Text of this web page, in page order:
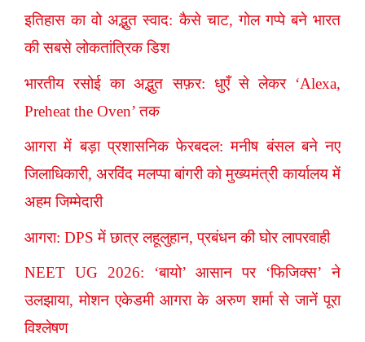
इतिहास का वो अद्भुत स्वाद: कैसे चाट, गोल गप्पे बने भारत
की सबसे लोकतांत्रिक डिश
भारतीय रसोई का अद्भुत सफ़र: धुएँ से लेकर ‘Alexa,
Preheat the Oven’ तक
आगरा में बड़ा प्रशासनिक फेरबदल: मनीष बंसल बने नए
जिलाधिकारी, अरविंद मलप्पा बांगरी को मुख्यमंत्री कार्यालय में
अहम जिम्मेदारी
आगरा: DPS में छात्र लहूलुहान, प्रबंधन की घोर लापरवाही
NEET UG 2026: ‘बायो’ आसान पर ‘फिजिक्स’ ने
उलझाया, मोशन एकेडमी आगरा के अरुण शर्मा से जानें पूरा
विश्लेषण